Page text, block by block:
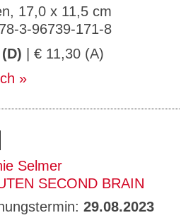
17,0 x 11,5 cm
3-96739-171-8
| € 11,30 (A)
Selmer
SECOND BRAIN
29.08.2023